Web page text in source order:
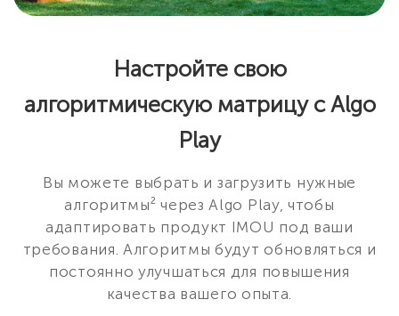
Настройте свою
алгоритмическую матрицу с Algo
Play
Вы можете выбрать и загрузить нужные
алгоритмы² через Algo Play, чтобы
адаптировать продукт IMOU под ваши
требования. Алгоритмы будут обновляться и
постоянно улучшаться для повышения
качества вашего опыта.